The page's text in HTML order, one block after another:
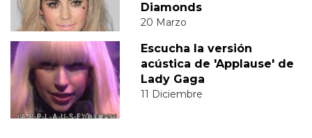
Diamonds
20 Marzo
Escucha la versión
acústica de 'Applause' de
Lady Gaga
11 Diciembre